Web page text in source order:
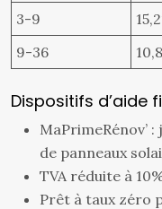
3-9
9-36
Dispositifs d’aide
MaPrimeRénov’
de panneaux
TVA réduite à
Prêt à taux zéro